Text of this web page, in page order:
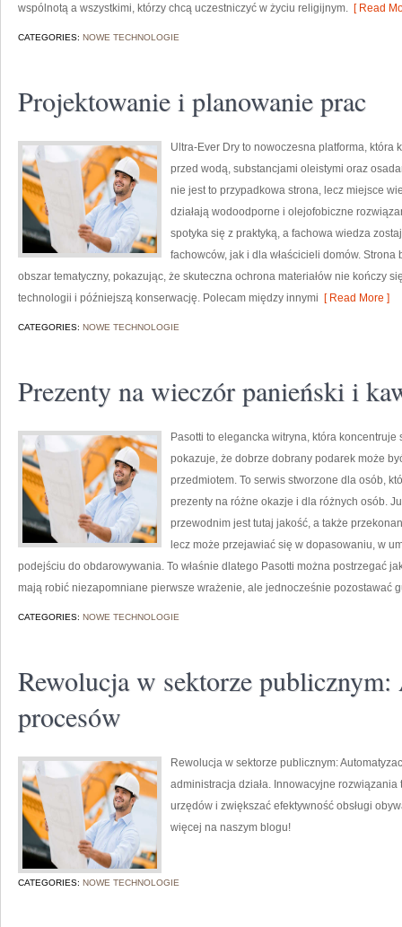
wspólnotą a wszystkimi, którzy chcą uczestniczyć w życiu religijnym. [ Read
CATEGORIES: NOWE TECHNOLOGIE
Projektowanie i planowanie prac
Ultra-Ever Dry to nowoczesna platforma, która
przed wodą, substancjami oleistymi oraz
nie jest to przypadkowa strona, lecz miejsce
działają wodoodporne i olejofobiczne
spotyka się z praktyką, a fachowa wiedza
fachowców, jak i dla właścicieli domów.
obszar tematyczny, pokazując, że skuteczna ochrona materiałów nie kończy
technologii i późniejszą konserwację. Polecam między innymi [ Read More ]
CATEGORIES: NOWE TECHNOLOGIE
Prezenty na wieczór panieński i
Pasotti to elegancka witryna, która
pokazuje, że dobrze dobrany podarek może
przedmiotem. To serwis stworzone dla osób,
prezenty na różne okazje i dla różnych osób.
przewodnim jest tutaj jakość, a także
lecz może przejawiać się w dopasowaniu, w
podejściu do obdarowywania. To właśnie dlatego Pasotti można postrzegać
mają robić niezapomniane pierwsze wrażenie, ale jednocześnie pozostawać
CATEGORIES: NOWE TECHNOLOGIE
Rewolucja w sektorze publicznym:
procesów
Rewolucja w sektorze publicznym:
administracja działa. Innowacyjne
urzędów i zwiększać efektywność obsługi
więcej na naszym blogu!
CATEGORIES: NOWE TECHNOLOGIE